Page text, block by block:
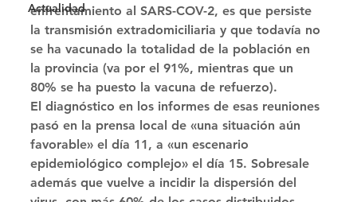
Actualidad
enfrentamiento al SARS-COV-2, es que persiste
la transmisión extradomiciliaria y que todavía no
se ha vacunado la totalidad de la población en
la provincia (va por el 91%, mientras que un
80% se ha puesto la vacuna de refuerzo).
El diagnóstico en los informes de esas reuniones
pasó en la prensa local de «una situación aún
favorable» el día 11, a «un escenario
epidemiológico complejo» el día 15. Sobresale
además que vuelve a incidir la dispersión del